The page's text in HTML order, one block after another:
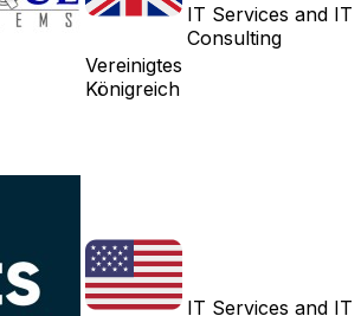
Vereinigtes
Königreich
IT Services and IT
Consulting
IT Services and IT